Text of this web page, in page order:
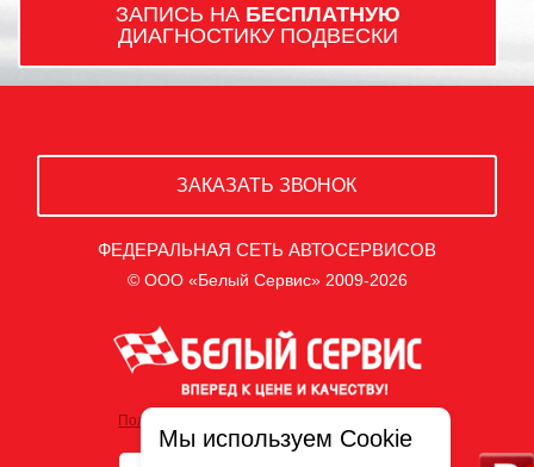
ЗАПИСЬ НА БЕСПЛАТНУЮ
ДИАГНОСТИКУ ПОДВЕСКИ
ЗАКАЗАТЬ ЗВОНОК
ФЕДЕРАЛЬНАЯ СЕТЬ АВТОСЕРВИСОВ
© ООО «Белый Сервис» 2009-2026
Политика обработки персональных данных
Мы используем Cookie